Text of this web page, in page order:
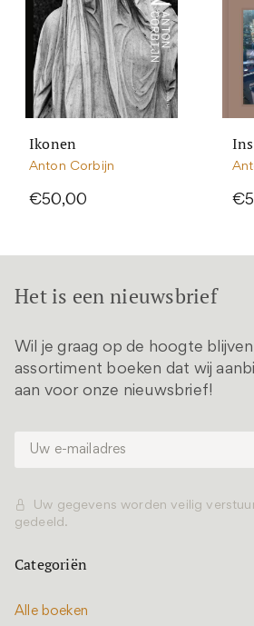
Ikonen
Anton Corbijn
€50,00
Het is een nieuwsbrief
Wil je graag op de hoogte
assortiment boeken dat wij
aan voor onze nieuwsbrief!
Uw gegevens worden veilig
gedeeld.
Categoriën
Alle boeken